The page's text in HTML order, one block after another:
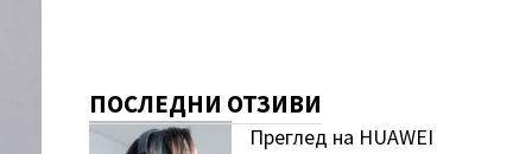
ПОСЛЕДНИ ОТЗИВИ
Преглед на HUAWEI